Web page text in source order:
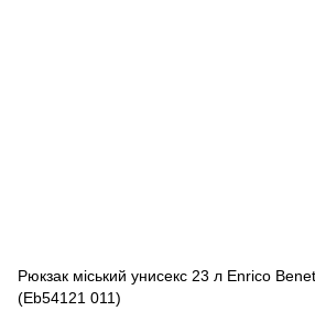
Рюкзак міський унисекс 23 л Enrico
(Eb54121 011)